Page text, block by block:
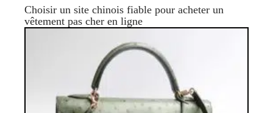
Choisir un site chinois fiable pour acheter un
vêtement pas cher en ligne